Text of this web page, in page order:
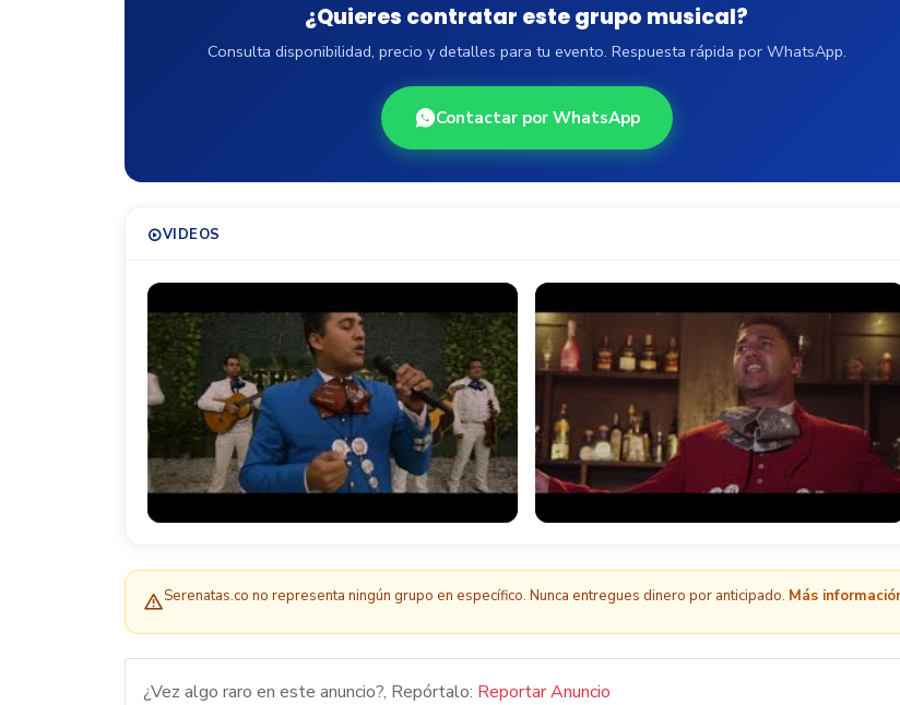
¿Quieres contratar este grupo musical?
Consulta disponibilidad, precio y detalles para tu evento. Respuesta rápida por WhatsApp.
Contactar por WhatsApp
VIDEOS
Serenatas.co no representa ningún grupo en específico. Nunca entregues dinero por anticipado. Más
¿Vez algo raro en este anuncio?, Repórtalo: Reportar Anuncio